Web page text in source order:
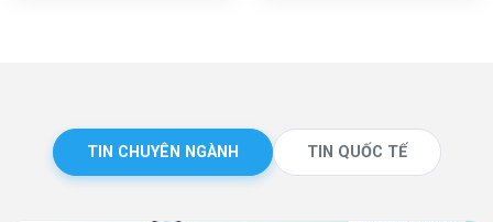
TIN CHUYÊN NGÀNH TIN QUỐC TẾ